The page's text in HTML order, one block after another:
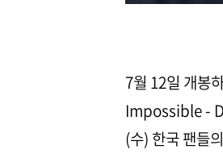
7월 12일 개봉
Impossible -
(수) 한국 팬들